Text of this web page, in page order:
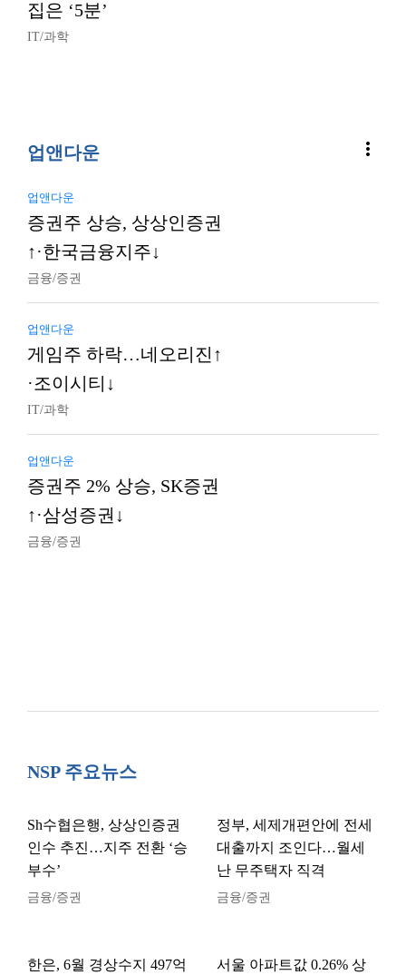
집은 ‘5분’
IT/과학
업앤다운 more_vert
업앤다운
증권주 상승, 상상인증권
↑·한국금융지주↓
금융/증권
업앤다운
게임주 하락…네오리진↑
·조이시티↓
IT/과학
업앤다운
증권주 2% 상승, SK증권
↑·삼성증권↓
금융/증권
NSP 주요뉴스
Sh수협은행, 상상인증권
인수 추진…지주 전환 ‘승
부수’
금융/증권
정부, 세제개편안에 전세
대출까지 조인다…월세
난 무주택자 직격
금융/증권
한은, 6월 경상수지 497억
서울 아파트값 0.26% 상